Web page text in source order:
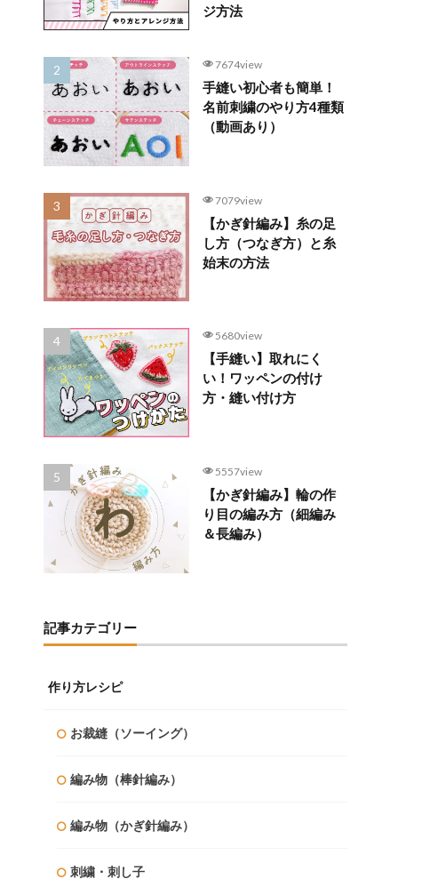
ジ方法
7674view
手縫い初心者も簡単！
名前刺繍のやり方4種類
（動画あり）
7079view
【かぎ針編み】糸の足
し方（つなぎ方）と糸
始末の方法
5680view
【手縫い】取れにく
い！ワッペンの付け
方・縫い付け方
5557view
【かぎ針編み】輪の作
り目の編み方（細編み
＆長編み）
記事カテゴリー
作り方レシピ
お裁縫（ソーイング）
編み物（棒針編み）
編み物（かぎ針編み）
刺繍・刺し子